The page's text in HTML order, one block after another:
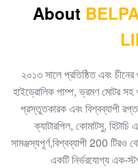
খননকারী পাইলট পাম্প
প্রধান পাম্প
খননকারীর EC140B
VOE14573820 ভ্রমণ হ্রাস
খননকারীর EC460 পাইলট
About
২০১৩ সালে প্রতিষ্ঠিত এবং
হাইড্রোলিক পাম্প, ভ্রমণ মোটর সহ
প্রস্তুতকারক এবং বিশ্বব্যাপী
ক্যাটারপিল, কোমাটসু, হিটাচি
সামঞ্জস্যপূর্ণ,বিশ্বব্যাপী 200 টিরও
একটি নির্ভরযোগ্য এক-